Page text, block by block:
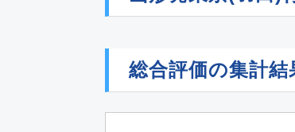
総合評価の集計結